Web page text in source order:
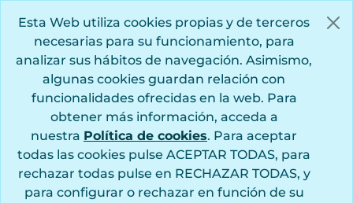
Esta Web utiliza cookies propias y de terceros
necesarias para su funcionamiento, para
analizar sus hábitos de navegación. Asimismo,
algunas cookies guardan relación con
funcionalidades ofrecidas en la web. Para
obtener más información, acceda a
nuestra Política de cookies. Para aceptar
todas las cookies pulse ACEPTAR TODAS, para
rechazar todas pulse en RECHAZAR TODAS, y
para configurar o rechazar en función de su